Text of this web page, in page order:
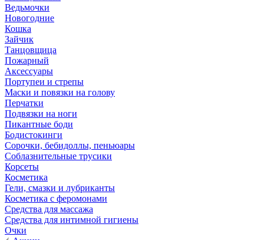
Ведьмочки
Новогодние
Кошка
Зайчик
Танцовщица
Пожарный
Аксессуары
Портупеи и стрепы
Маски и повязки на голову
Перчатки
Подвязки на ноги
Пикантные боди
Бодистокинги
Сорочки, бебидоллы, пеньюары
Соблазнительные трусики
Корсеты
Косметика
Гели, смазки и лубриканты
Косметика с феромонами
Средства для массажа
Средства для интимной гигиены
Очки